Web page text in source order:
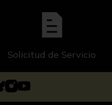
Solicitud de Servicio